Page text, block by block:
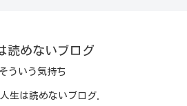
読めないブログ
そういう気持ち
生は読めないブログ.